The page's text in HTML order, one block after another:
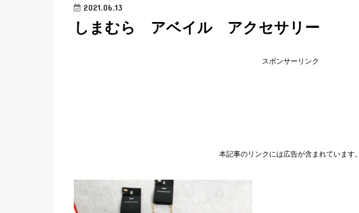
2021.06.13
しまむら アベイル アクセサリー
スポンサーリンク
本記事のリンクには広告が含まれています。